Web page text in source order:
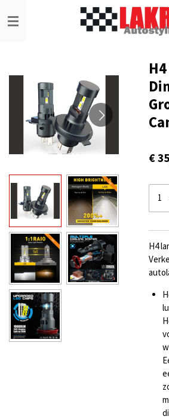
direct
€
H4